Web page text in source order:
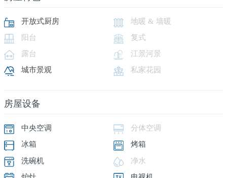
开放式厨房
地暖 & 墙暖
阳台
复式
露台
江景河景
城市景观
私家花园
房屋设备
中央空调
分体空调
冰箱
烤箱
洗碗机
净水